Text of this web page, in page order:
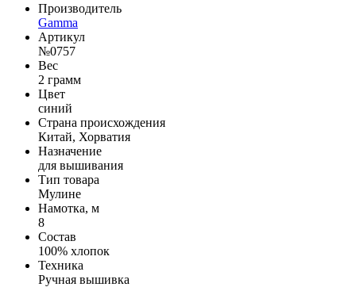
Производитель
Gamma
Артикул
№0757
Вес
2 грамм
Цвет
синий
Страна происхождения
Китай, Хорватия
Назначение
для вышивания
Тип товара
Мулине
Намотка, м
8
Состав
100% хлопок
Техника
Ручная вышивка